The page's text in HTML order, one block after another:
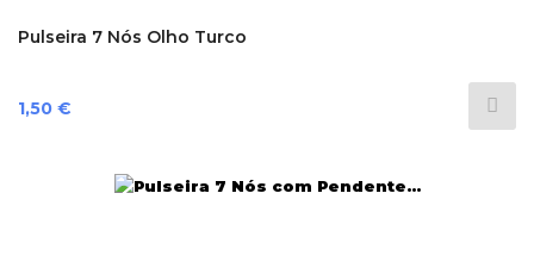
Pulseira 7 Nós Olho Turco
Preço
1,50 €